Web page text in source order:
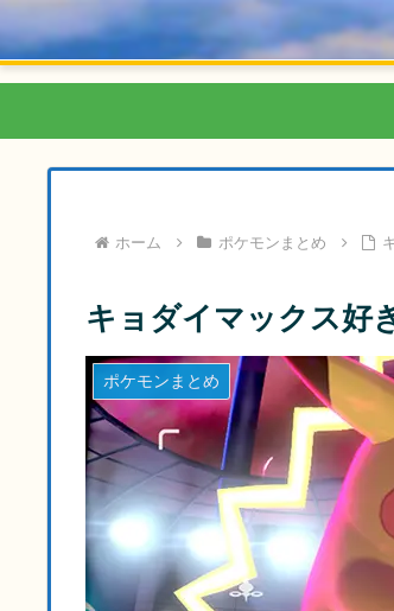
ホーム ポケモンまとめ
キョダイマックス好
ポケモンまとめ